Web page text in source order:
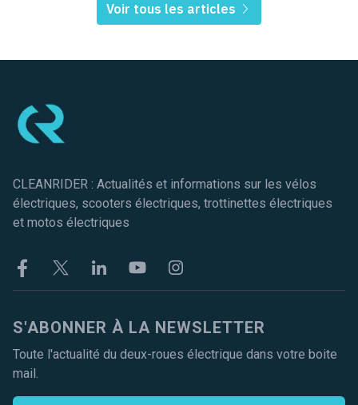
Voir tous les articles
CLEANRIDER : Actualités et informations sur les vélos
électriques, scooters électriques, trottinettes électriques
et motos électriques
FacebookTwitter LinkekinYoutubeInstagram
S'ABONNER À LA NEWSLETTER
Toute l'actualité du deux-roues électrique dans votre boite
mail.